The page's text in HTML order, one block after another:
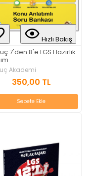
Hızlı Bakış
7'den 8'e LGS Hazırlık
Akademi
350,00 TL
Sepete Ekle